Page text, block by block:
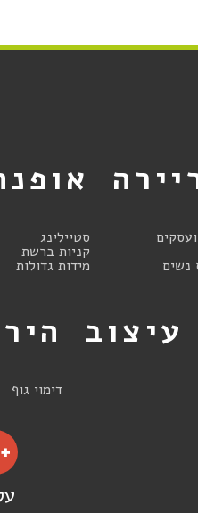
נשים
סטיילינג
קניות ברשת
מידות גדולות
עיצוב
דימוי גוף